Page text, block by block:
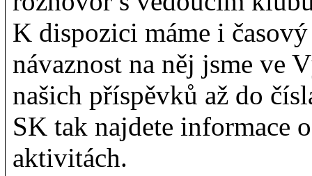
K dispozici máme i
návaznost na něj jsme ve
našich příspěvků až do
SK tak najdete informace
aktivitách.